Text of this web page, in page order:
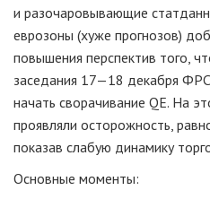
и разочаровывающие
еврозоны (хуже прогнозов)
повышения перспектив того,
заседания 17—18 декабря ФРС
начать сворачивание QE. На
проявляли осторожность,
показав слабую динамику
Основные моменты: